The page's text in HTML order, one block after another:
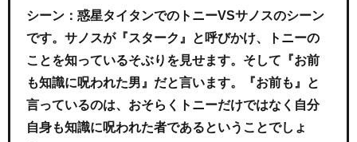
シーン：惑星タイタンでのトニーVSサノスのシーン
です。サノスが『スターク』と呼びかけ、トニーの
ことを知っているそぶりを見せます。そして『お前
も知識に呪われた男』だと言います。『お前も』と
言っているのは、おそらくトニーだけではなく自分
自身も知識に呪われた者であるということでしょ